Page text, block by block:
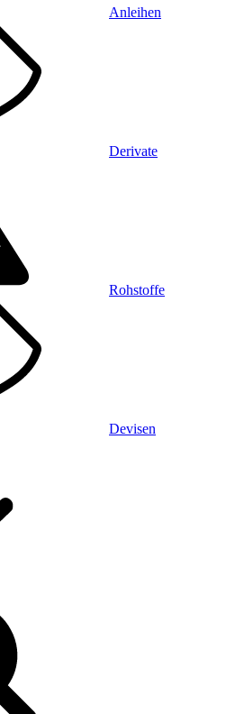
Anleihen
Derivate
Rohstoffe
Devisen